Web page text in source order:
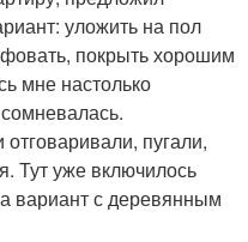
уложить на пол
покрыть хорошим
мне настолько
пугали,
Тут уже включилось
вариант с деревянным